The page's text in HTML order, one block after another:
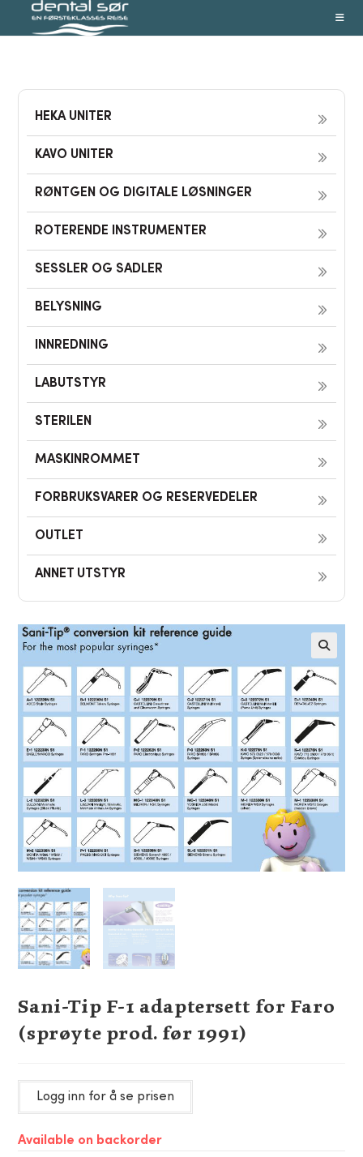
HEKA UNITER
KAVO UNITER
RØNTGEN OG DIGITALE LØSNINGER
ROTERENDE INSTRUMENTER
SESSLER OG SADLER
BELYSNING
INNREDNING
LABUTSTYR
STERILEN
MASKINROMMET
FORBRUKSVARER OG RESERVEDELER
OUTLET
ANNET UTSTYR
🔍
Sani-Tip F-1 adaptersett for Faro
(sprøyte prod. før 1991)
Logg inn for å se prisen
Available on backorder